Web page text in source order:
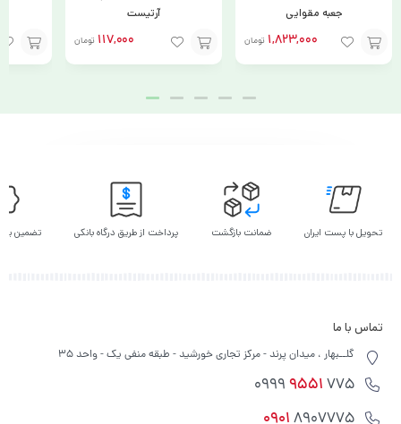
جعبه مقوایی
1,823,000 تومان
افزودن
آرتیست
117,000 تومان
افزودن
به
انتخاب
تحویل با پست ایران ضمانت بازگشت پرداخت از طریق درگاه بانکی تضمین
تماس با ما
گلــبهار ، میدان پرند - مرکز تجاری خورشید - طبقه منفی یک - واحد 35
9551775 0999